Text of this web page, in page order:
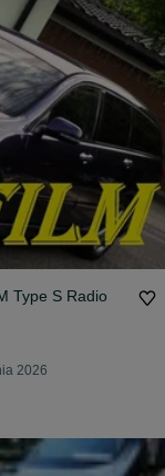
S Radio
2026